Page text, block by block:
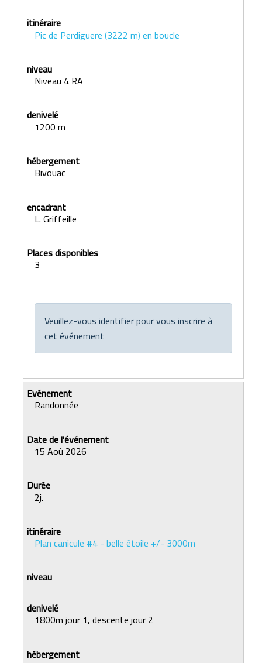
Pic de Perdiguere (3222 m) en boucle
Niveau 4 RA
1200 m
Bivouac
L. Griffeille
3
Veuillez-vous identifier pour vous inscrire à
cet événement
Randonnée
15 Aoû 2026
2j.
Plan canicule #4 - belle étoile +/- 3000m
1800m jour 1, descente jour 2